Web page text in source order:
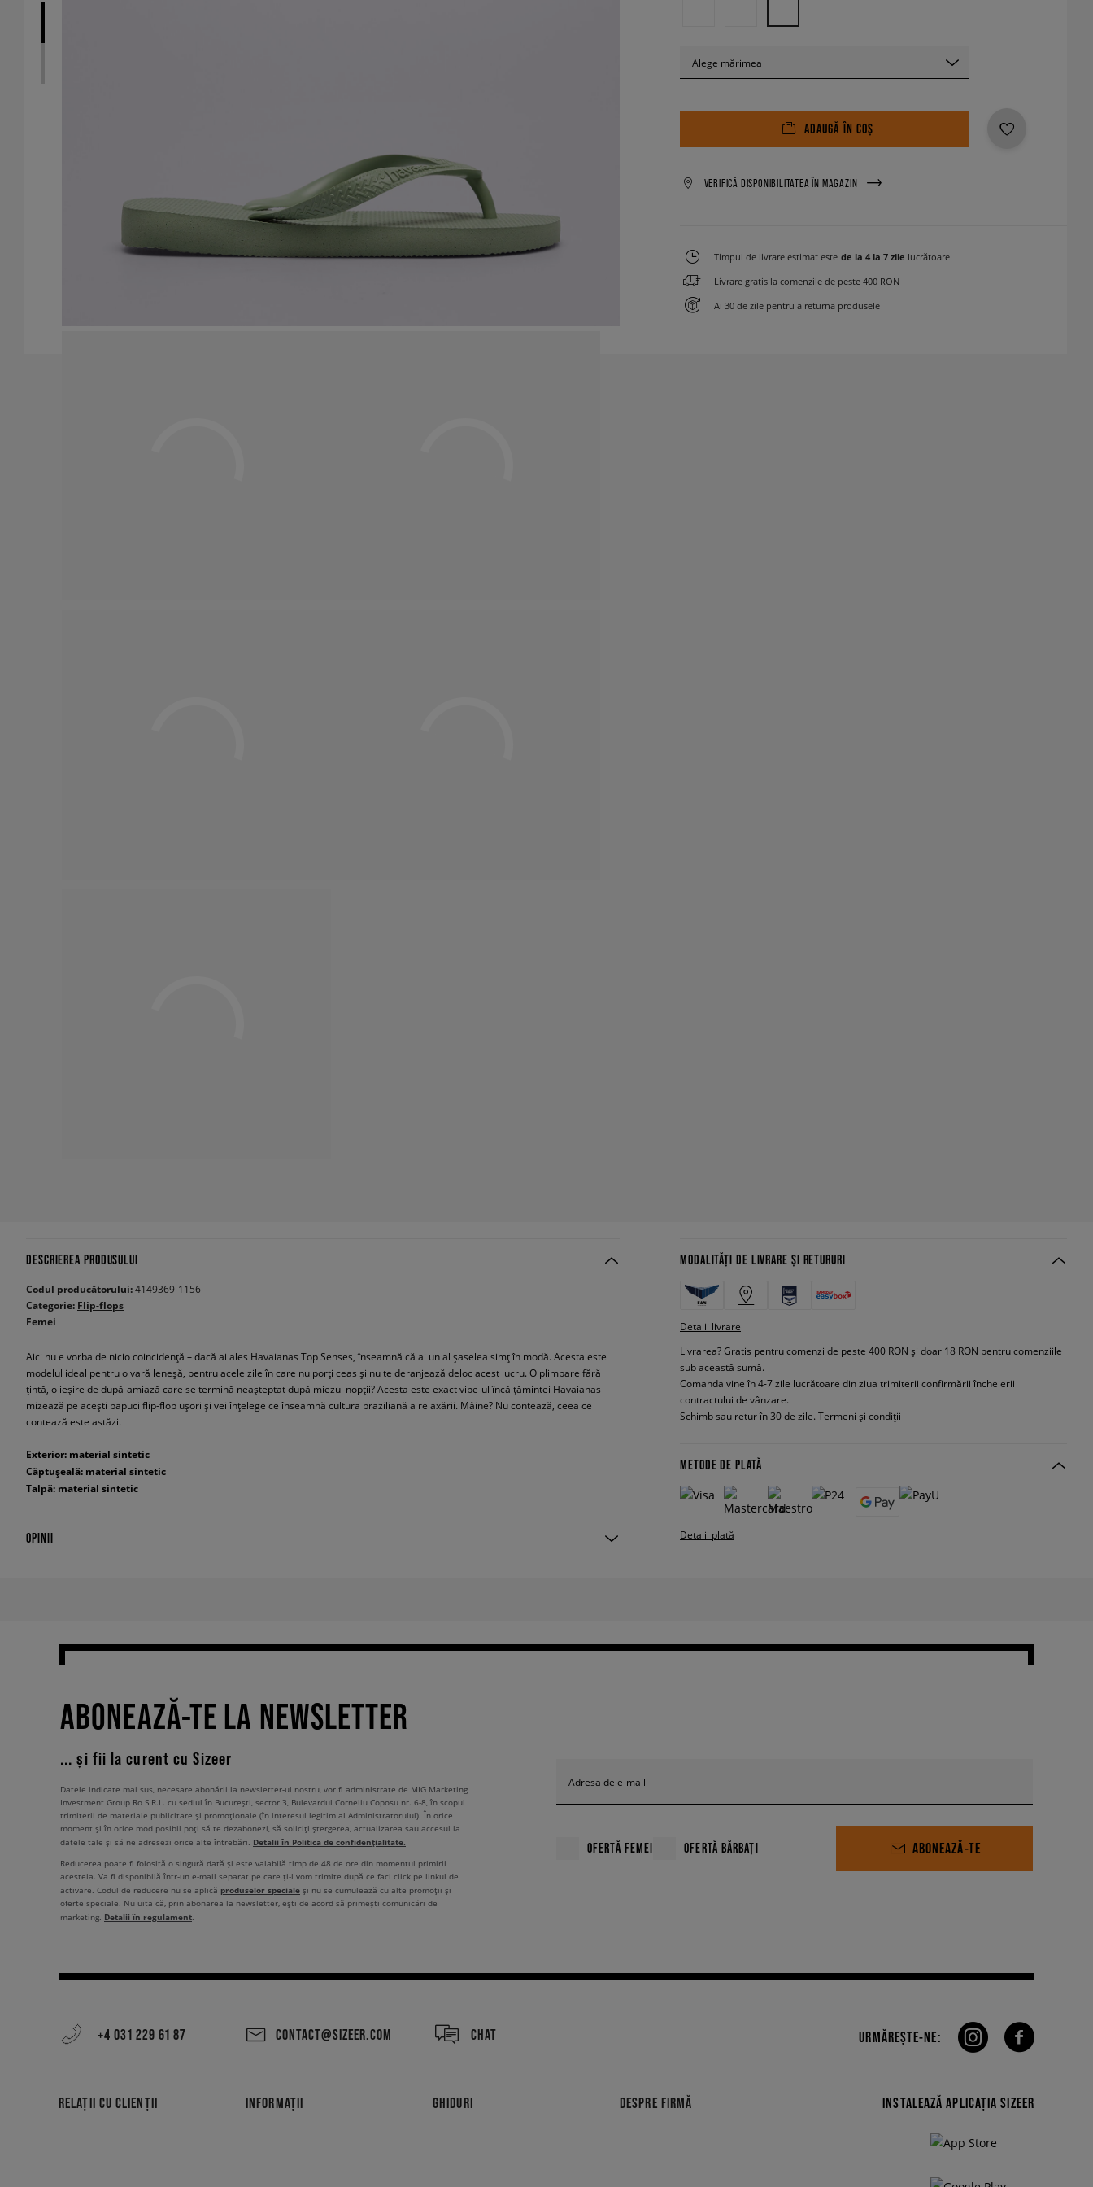
Alege mărimea
ADAUGĂ ÎN COȘ
VERIFICĂ DISPONIBILITATEA ÎN MAGAZIN
Timpul de livrare estimat este de la 4 la 7 zile lucrătoare
Livrare gratis la comenzile de peste 400 RON
Ai 30 de zile pentru a returna produsele
DESCRIEREA PRODUSULUI
Codul producătorului:4149369-1156
Categorie: Flip-flops
Femei
Aici nu e vorba de nicio coincidență – dacă ai ales Havaianas Top Senses, înseamnă că ai un al șaselea simț în modă. Acesta este
modelul ideal pentru o vară leneșă, pentru acele zile în care nu porți ceas și nu te deranjează deloc acest lucru. O plimbare fără
țintă, o ieșire de după-amiază care se termină neașteptat după miezul nopții? Acesta este exact vibe-ul încălțămintei Havaianas –
mizează pe acești papuci flip-flop ușori și vei înțelege ce înseamnă cultura braziliană a relaxării. Mâine? Nu contează, ceea ce
contează este astăzi.
Exterior: material sintetic
Căptușeală: material sintetic
Talpă: material sintetic
OPINII
MODALITĂȚI DE LIVRARE ȘI RETURURI
Detalii livrare
Livrarea? Gratis pentru comenzi de peste 400 RON și doar 18 RON pentru comenziile
sub această sumă.
Comanda vine în 4-7 zile lucrătoare din ziua trimiterii confirmării încheierii
contractului de vânzare.
Schimb sau retur în 30 de zile. Termeni și condiții
METODE DE PLATĂ
Detalii plată
ABONEAZĂ-TE LA NEWSLETTER
... și fii la curent cu Sizeer
Adresa de e-mail
OFERTĂ FEMEI OFERTĂ BĂRBAȚI ABONEAZĂ-TE
Datele indicate mai sus, necesare abonării la newsletter-ul nostru, vor fi administrate de MIG Marketing
Investment Group Ro S.R.L. cu sediul în București, sector 3, Bulevardul Corneliu Coposu nr. 6-8, în scopul
trimiterii de materiale publicitare și promoționale (în interesul legitim al Administratorului). În orice
moment și în orice mod posibil poți să te dezabonezi, să soliciți ștergerea, actualizarea sau accesul la
datele tale și să ne adresezi orice alte întrebări. Detalii în Politica de confidențialitate.
Reducerea poate fi folosită o singură dată și este valabilă timp de 48 de ore din momentul primirii
acesteia. Va fi disponibilă într-un e-mail separat pe care ți-l vom trimite după ce faci click pe linkul de
activare. Codul de reducere nu se aplică produselor speciale și nu se cumulează cu alte promoții și
oferte speciale. Nu uita că, prin abonarea la newsletter, ești de acord să primești comunicări de
marketing. Detalii în regulament.
+4 031 229 61 87 CONTACT@SIZEER.COM CHAT
RELAȚII CU CLIENȚII INFORMAȚII GHIDURI DESPRE FIRMĂ
URMĂREȘTE-NE:
INSTALEAZĂ APLICAȚIA SIZEER